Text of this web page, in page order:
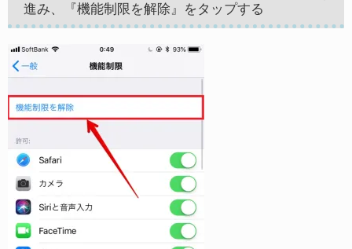
進み、『機能制限を解除』をタップする